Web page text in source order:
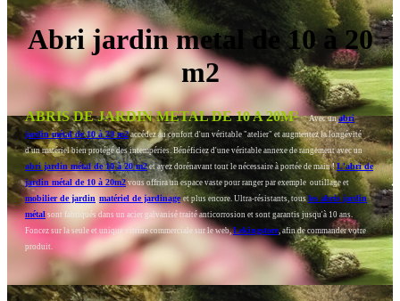
Abri jardin metal de 10 à 20
m2
ABRIS DE JARDIN METAL DE 10 A 20M² Avec unabri
jardin métal de 10 à 20 m2accédez au confort d'un véritable "atelier" et augmentez la longévité
d'un matériel bien protégé des intempéries. Bénéficiez d'une véritable annexe de rangement avec un
abri jardin métal de 10 à 20 m2et ayez dorénavant tout le nécessaire à portée de main !L'abri de
jardin métal de 10 à 20m2vous offrira un espace vaste pour ranger par exemple outillage et
mobilier de jardin matériel de jardinage et plus encore. Ultra-résistants, tous les abris jardin
métal sont fabriqués dans un acier galvanisé traité anticorrosion et sont garantis jusqu'à 10 ans.
Foncez sur la seule et unique vitrine commerciale sur le web,Lekingstore, afin de commander votre
produit.